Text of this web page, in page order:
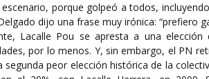
porque golpeó a todos,
dijo una frase muy irónica: “prefiero
Lacalle Pou se apresta a una elección
por lo menos. Y, sin embargo, el PN
peor elección histórica de la